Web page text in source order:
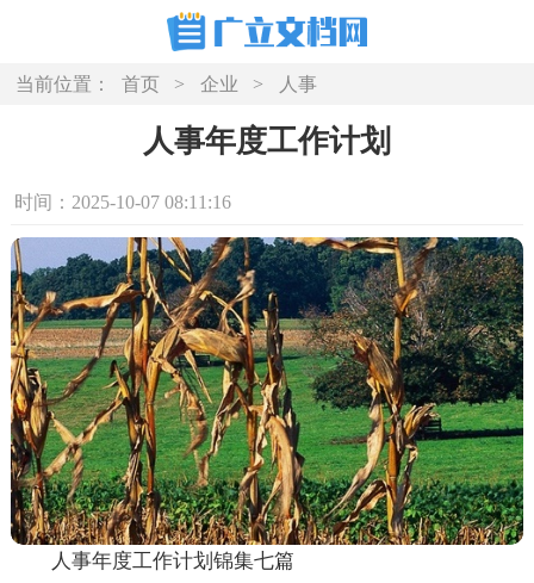
当前位置： 首页 > 企业 > 人事
人事年度工作计划
时间：2025-10-07 08:11:16
人事年度工作计划锦集七篇